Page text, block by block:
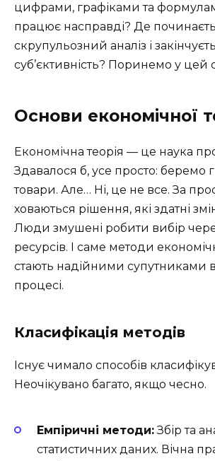
цифрами, графіками та
працює насправді? Де
скрупульозний аналіз і
суб’єктивність? Поринемо у цей
Основи економічної
Економічна теорія — це наука
Здавалося б, усе просто: беремо
товари. Але… Ні, це не все. За
ховаються рішення, які здатні
Люди змушені робити вибір
ресурсів. І саме методи
стають надійними супутниками
процесі.
Класифікація методів
Існує чимало способів
Неочікувано багато, якщо чесно.
Емпіричні методи:Збір та
статистичних даних. Вічна